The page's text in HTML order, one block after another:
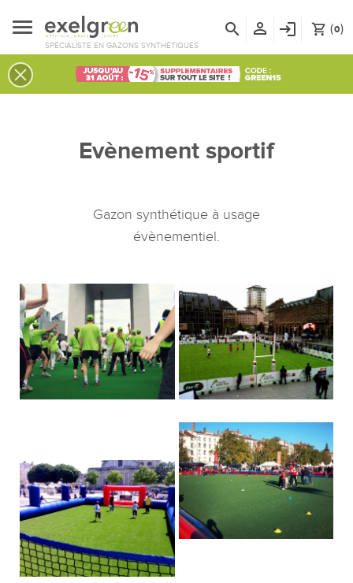
SPÉCIALISTE EN GAZONS SYNTHÉTIQUES
shopping_cart (0)
login
person_outline
search
Evènement sportif
Gazon synthétique à usage
évènementiel.